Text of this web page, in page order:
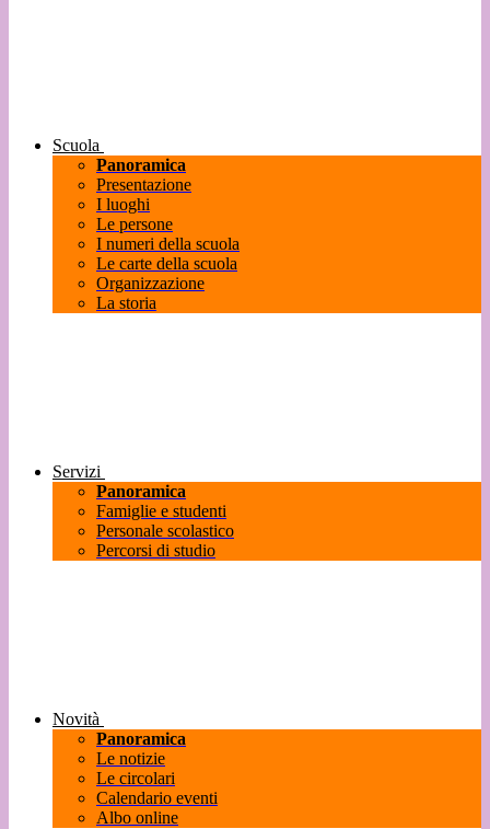
Scuola
Panoramica
Presentazione
I luoghi
Le persone
I numeri della scuola
Le carte della scuola
Organizzazione
La storia
Servizi
Panoramica
Famiglie e studenti
Personale scolastico
Percorsi di studio
Novità
Panoramica
Le notizie
Le circolari
Calendario eventi
Albo online